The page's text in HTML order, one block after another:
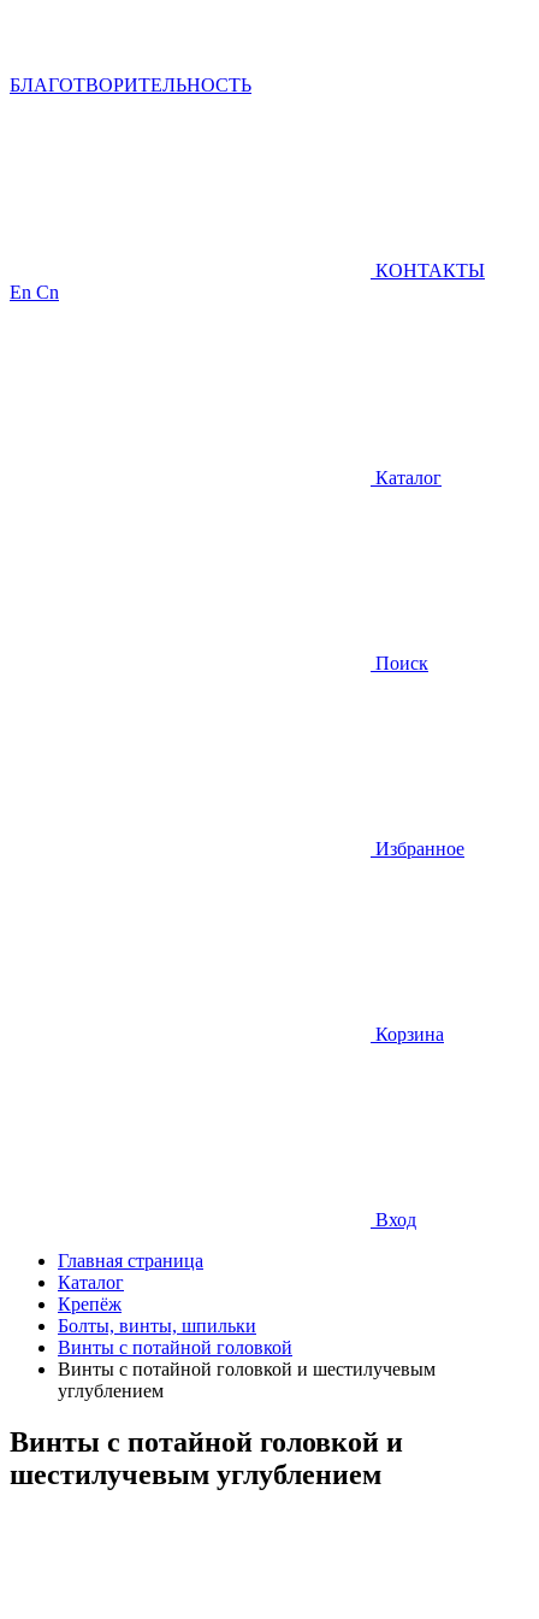
БЛАГОТВОРИТЕЛЬНОСТЬ
КОНТАКТЫ
En Cn
Каталог
Поиск
Избранное
Корзина
Вход
Главная страница
Каталог
Крепёж
Болты, винты, шпильки
Винты с потайной головкой
Винты с потайной головкой и шестилучевым
углублением
Винты с потайной головкой и
шестилучевым углублением